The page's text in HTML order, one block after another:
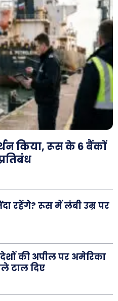
किया, रूस के 6 बैंकों
रहेंगे? रूस में लंबी उम्र पर
की अपील पर अमेरिका
टाल दिए